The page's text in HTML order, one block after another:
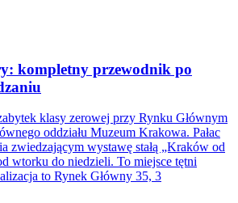
kompletny przewodnik po
klasy zerowej przy Rynku Głównym
oddziału Muzeum Krakowa. Pałac
zwiedzającym wystawę stałą „Kraków od
wtorku do niedzieli. To miejsce tętni
to Rynek Główny 35, 3